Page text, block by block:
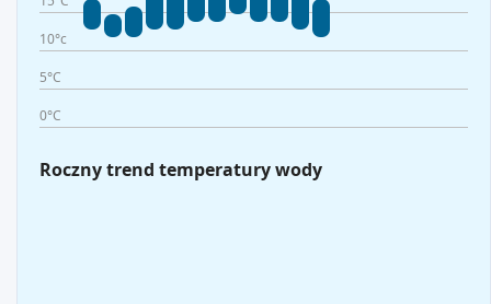
10°c
5°C
0°C
Roczny trend temperatury wody